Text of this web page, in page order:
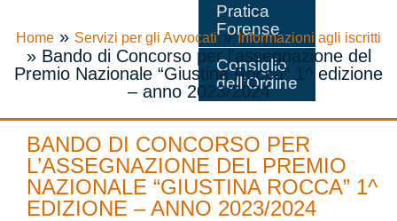
Pratica
Forense
Consiglio
dell’Ordine
Home » Servizi per gli Avvocati»Informazioni agli iscritti
» Bando di Concorso per l’assegnazione del
Premio Nazionale “Giustina Rocca” 1^ edizione
– anno 2023/2024
BANDO DI CONCORSO PER
L’ASSEGNAZIONE DEL PREMIO
NAZIONALE “GIUSTINA ROCCA” 1^
EDIZIONE – ANNO 2023/2024